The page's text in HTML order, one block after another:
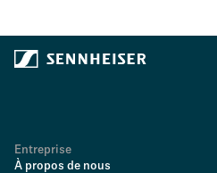
Entreprise
À propos de nous